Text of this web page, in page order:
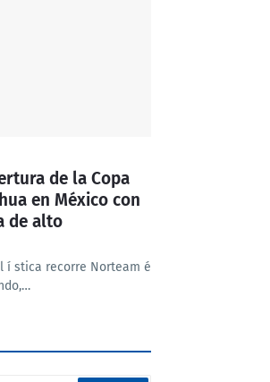
de la Copa
en México con
de alto
í stica recorre Norteam é